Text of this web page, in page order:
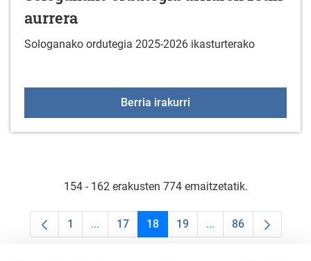
aurrera
Sologanako ordutegia 2025-2026 ikasturterako
Berria irakurri
154 - 162 erakusten 774 emaitzetatik.
Orrialdea
1 ...Intermediate Pages Use TAB to navigate.
Orrialdea
17 Orrialdea
18 Orrialdea
19 ...Intermediate Pages
Orrialdea
86